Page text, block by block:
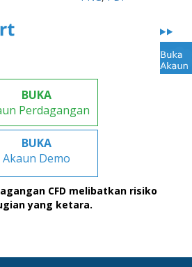
BUKA
Perdagangan
BUKA
Akaun Demo
CFD melibatkan risiko
yang ketara.